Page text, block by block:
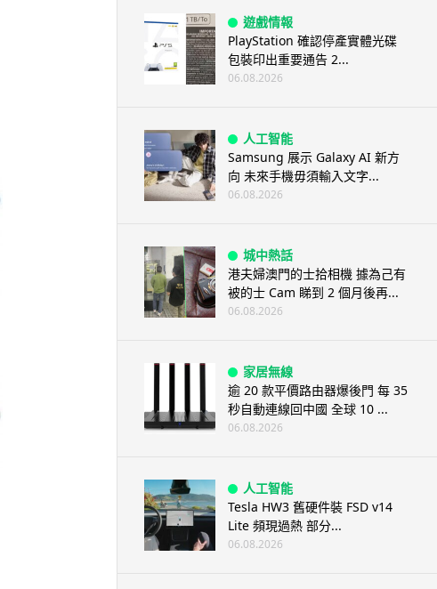
遊戲情報
PlayStation 確認停產實體光碟
包裝印出重要通告 2...
06.08.2026
人工智能
Samsung 展示 Galaxy AI 新方
向 未來手機毋須輸入文字...
06.08.2026
城中熱話
港夫婦澳門的士拾相機 據為己有
被的士 Cam 睇到 2 個月後再...
06.08.2026
家居無線
逾 20 款平價路由器爆後門 每 35
秒自動連線回中國 全球 10 ...
06.08.2026
人工智能
Tesla HW3 舊硬件裝 FSD v14
Lite 頻現過熱 部分...
06.08.2026